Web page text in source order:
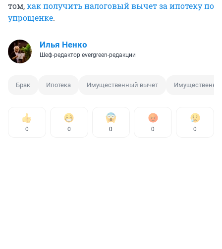
том,как получить налоговый вычет за ипотеку по
упрощенке.
Илья Ненко
Шеф-редактор evergreen-редакции
Брак Ипотека Имущественный вычет
0 0 0 0 0